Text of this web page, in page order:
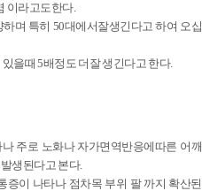
이라고도한다.
며 특히 50대에서잘생긴다고 하여 오십
을때 5배정도 더잘 생긴다고 한다.
주로 노화나 자가면역반응에따른 어깨
생된다고 본다.
증이 나타나 점차목 부위 팔 까지 확산된